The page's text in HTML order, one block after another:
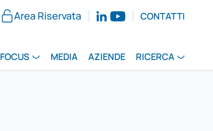
Area Riservata CONTATTI
FOCUS MEDIA AZIENDE RICERCA